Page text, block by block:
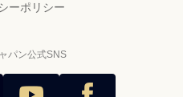
ーポリシー
パン公式SNS